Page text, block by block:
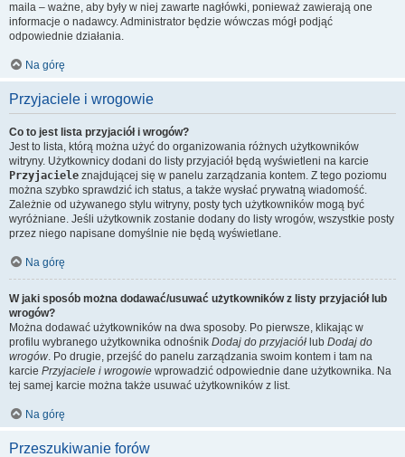
maila – ważne, aby były w niej zawarte nagłówki, ponieważ zawierają one
informacje o nadawcy. Administrator będzie wówczas mógł podjąć
odpowiednie działania.
Na górę
Przyjaciele i wrogowie
Co to jest lista przyjaciół i wrogów?
Jest to lista, którą można użyć do organizowania różnych użytkowników
witryny. Użytkownicy dodani do listy przyjaciół będą wyświetleni na karcie
Przyjaciele znajdującej się w panelu zarządzania kontem. Z tego poziomu
można szybko sprawdzić ich status, a także wysłać prywatną wiadomość.
Zależnie od używanego stylu witryny, posty tych użytkowników mogą być
wyróżniane. Jeśli użytkownik zostanie dodany do listy wrogów, wszystkie posty
przez niego napisane domyślnie nie będą wyświetlane.
Na górę
W jaki sposób można dodawać/usuwać użytkowników z listy przyjaciół lub
wrogów?
Można dodawać użytkowników na dwa sposoby. Po pierwsze, klikając w
profilu wybranego użytkownika odnośnik Dodaj do przyjaciół lub Dodaj do
wrogów. Po drugie, przejść do panelu zarządzania swoim kontem i tam na
karcie Przyjaciele i wrogowie wprowadzić odpowiednie dane użytkownika. Na
tej samej karcie można także usuwać użytkowników z list.
Na górę
Przeszukiwanie forów